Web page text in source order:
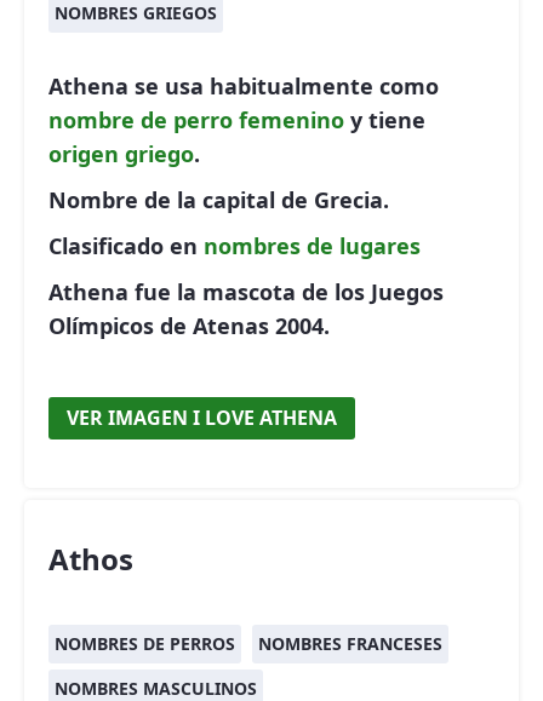
NOMBRES GRIEGOS
Athena se usa habitualmente como
nombre de perro femenino y tiene
origen griego.
Nombre de la capital de Grecia.
Clasificado en nombres de lugares
Athena fue la mascota de los Juegos
Olímpicos de Atenas 2004.
VER IMAGEN I LOVE ATHENA
Athos
NOMBRES DE PERROS
NOMBRES FRANCESES
NOMBRES MASCULINOS